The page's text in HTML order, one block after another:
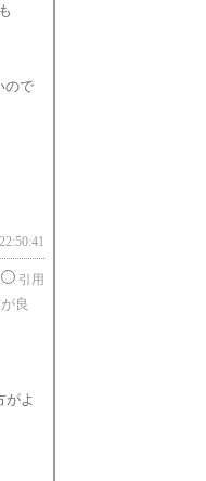
ので
引用
良
がよ